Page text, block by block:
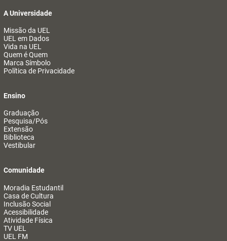
A Universidade
Missão da UEL
UEL em Dados
Vida na UEL
Quem é Quem
Marca Símbolo
Política de Privacidade
Ensino
Graduação
Pesquisa/Pós
Extensão
Biblioteca
Vestibular
Comunidade
Moradia Estudantil
Casa de Cultura
Inclusão Social
Acessibilidade
Atividade Física
TV UEL
UEL FM